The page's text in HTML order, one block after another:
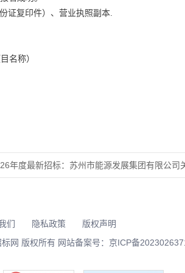
证复印件）、营业执照副本.
名称）
年度最新招标：苏州市能源发展集团有限公司关于铜球阀
们 隐私政策
版权声明
网 版权所有 网站备案号： 京ICP备